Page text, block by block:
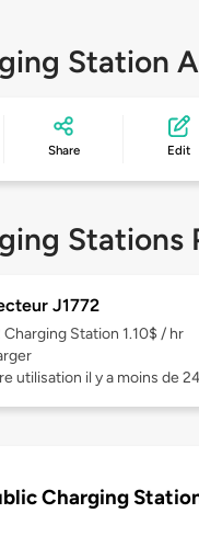
Station
Share Edit
Stations
J1772
Charging Station 1.10$ / hr
utilisation il y a moins de
Charging